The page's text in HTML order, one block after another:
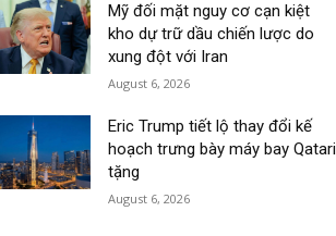
Mỹ đối mặt nguy cơ cạn kiệt
kho dự trữ dầu chiến lược do
xung đột với Iran
August 6, 2026
Eric Trump tiết lộ thay đổi kế
hoạch trưng bày máy bay Qatari
tặng
August 6, 2026